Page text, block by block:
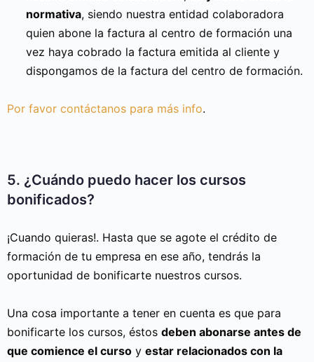
normativa, siendo nuestra entidad colaboradora
quien abone la factura al centro de formación una
vez haya cobrado la factura emitida al cliente y
dispongamos de la factura del centro de formación.
Por favor contáctanos para más info.
5. ¿Cuándo puedo hacer los cursos
bonificados?
¡Cuando quieras!. Hasta que se agote el crédito de
formación de tu empresa en ese año, tendrás la
oportunidad de bonificarte nuestros cursos.
Una cosa importante a tener en cuenta es que para
bonificarte los cursos, éstos deben abonarse antes de
que comience el curso y estar relacionados con la